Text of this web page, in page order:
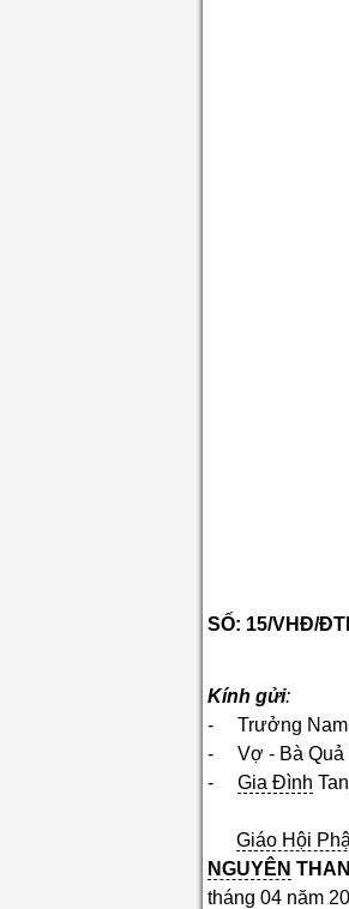
SỐ: 15/
Kính gửi:
- Trưởng
- Vợ - Bà Quả
- Gia Đình
Giáo Hội
NGUYÊN
tháng 04 năm